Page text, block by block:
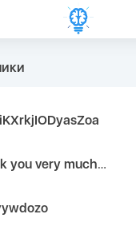
inquiry We appreciate you 9126052 https://youtube.com faceapple !